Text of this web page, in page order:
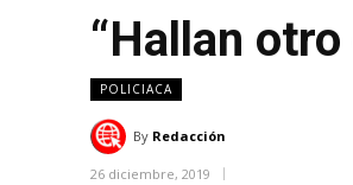
“Hallan
POLICIACA
By Redacción
26 diciembre, 2019